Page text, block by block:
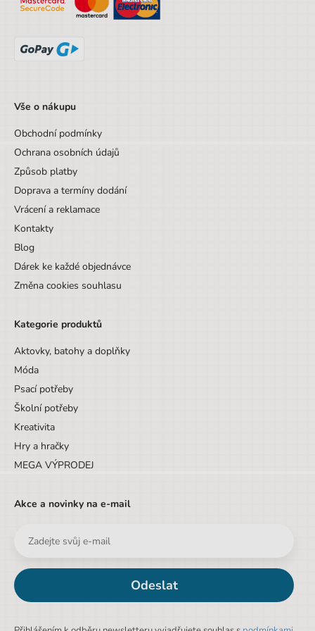
Sada/Sety/Balíčky
Vše o nákupu
Obchodní podmínky
Ochrana osobních údajů
Způsob platby
Doprava a termíny dodání
Vrácení a reklamace
Kontakty
Blog
Dárek ke každé objednávce
Změna cookies souhlasu
Kategorie produktů
Aktovky, batohy a doplňky
Móda
Psací potřeby
Školní potřeby
Kreativita
Hry a hračky
MEGA VÝPRODEJ
Akce a novinky na e-mail
Odeslat